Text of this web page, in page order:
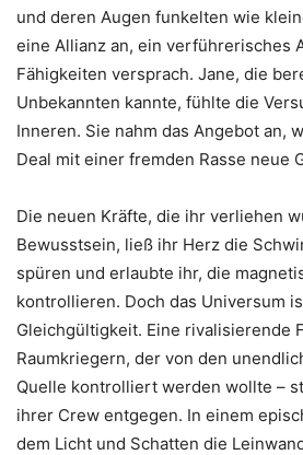
und deren Augen funkelten wie
eine Allianz an, ein verführerisches
Fähigkeiten versprach. Jane, die
Unbekannten kannte, fühlte die
Inneren. Sie nahm das Angebot an,
Deal mit einer fremden Rasse neue
Die neuen Kräfte, die ihr verliehen
Bewusstsein, ließ ihr Herz die
spüren und erlaubte ihr, die
kontrollieren. Doch das Universum
Gleichgültigkeit. Eine rivalisierende
Raumkriegern, der von den
Quelle kontrolliert werden wollte –
ihrer Crew entgegen. In einem
dem Licht und Schatten die